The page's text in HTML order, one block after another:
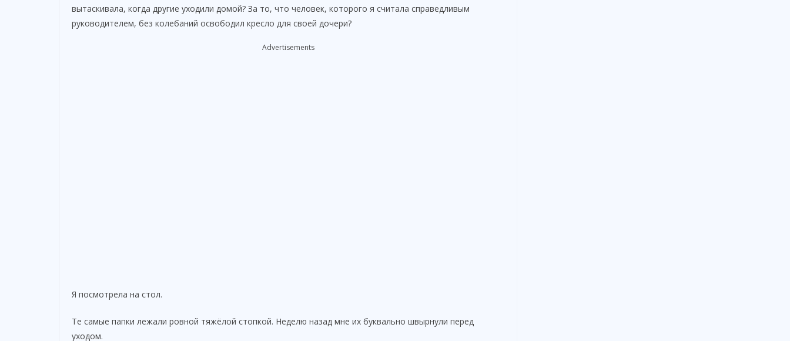
вытаскивала, когда другие уходили домой? За то, что человек, которого я считала справедливым
руководителем, без колебаний освободил кресло для своей дочери?
Advertisements
Я посмотрела на стол.
Те самые папки лежали ровной тяжёлой стопкой. Неделю назад мне их буквально швырнули перед
уходом.